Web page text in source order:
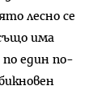
лесно се
има
по един по-